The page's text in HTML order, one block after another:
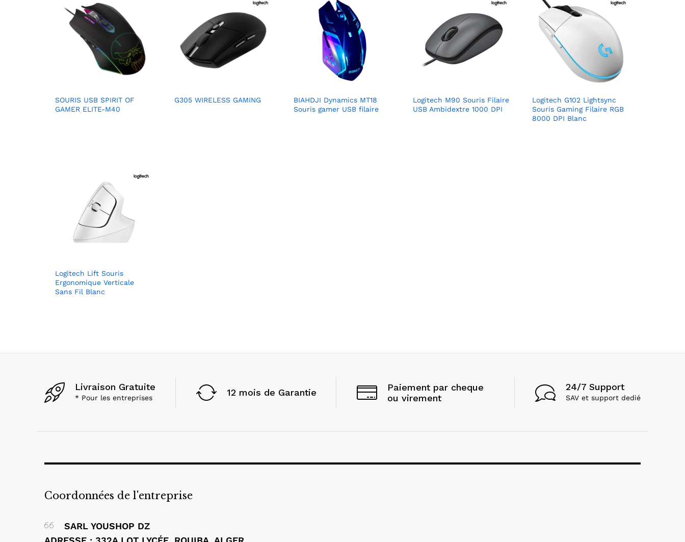
SOURIS USB SPIRIT OF
GAMER ELITE-M40
G305 WIRELESS GAMING
BIAHDJI Dynamics MT18
Souris gamer USB filaire
Logitech M90 Souris Filaire
USB Ambidextre 1000 DPI
Logitech G102 Lightsync
Souris Gaming Filaire RGB
8000 DPI Blanc
Logitech Lift Souris
Ergonomique Verticale
Sans Fil Blanc
Livraison Gratuite
* Pour les entreprises 12 mois de Garantie
Paiement par cheque
ou virement
24/7 Support
SAV et support dedié
Coordonnées de l'entreprise
SARL YOUSHOP DZ